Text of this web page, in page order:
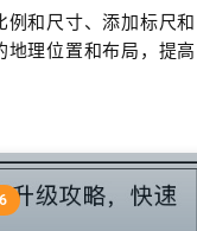
和尺寸、添加标尺和
理位置和布局，提高